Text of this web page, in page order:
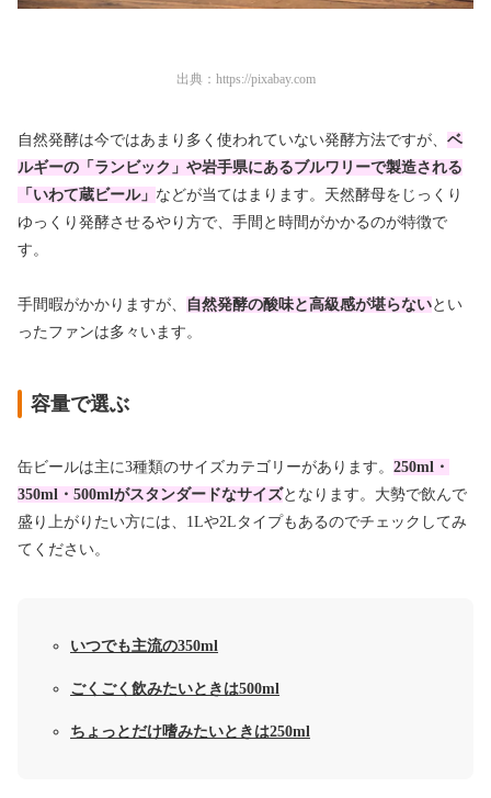
出典： https://pixabay.com
自然発酵は今ではあまり多く使われていない発酵方法ですが、 ベ
ルギーの「ランビック」や岩手県にあるブルワリーで製造される
「いわて蔵ビール」 などが当てはまります。天然酵母をじっくり
ゆっくり発酵させるやり方で、手間と時間がかかるのが特徴で
す。
手間暇がかかりますが、 自然発酵の酸味と高級感が堪らないとい
ったファンは多々います。
容量で選ぶ
缶ビールは主に3種類のサイズカテゴリーがあります。 250ml・
350ml・500mlがスタンダードなサイズとなります。大勢で飲んで
盛り上がりたい方には、1Lや2Lタイプもあるのでチェックしてみ
てください。
いつでも主流の350ml
ごくごく飲みたいときは500ml
ちょっとだけ嗜みたいときは250ml